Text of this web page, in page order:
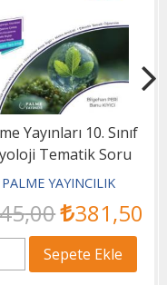
Yayınları 10. Sınıf
Tematik Soru Kitabı
Cemil Ayan
PALME YAYINCILIK
,00 280,00
Sepete Ekle